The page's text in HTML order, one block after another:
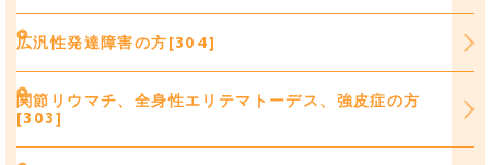
広汎性発達障害の方[304]
関節リウマチ、全身性エリテマトーデス、強皮症の方
[303]